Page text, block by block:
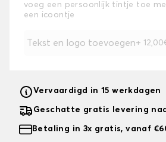
voeg een persoonlijk tintje toe
een icoontje
Tekst en logo toevoegen +
Vervaardigd in 15 werkdagen
Geschatte gratis levering
Betaling in 3x gratis, vanaf